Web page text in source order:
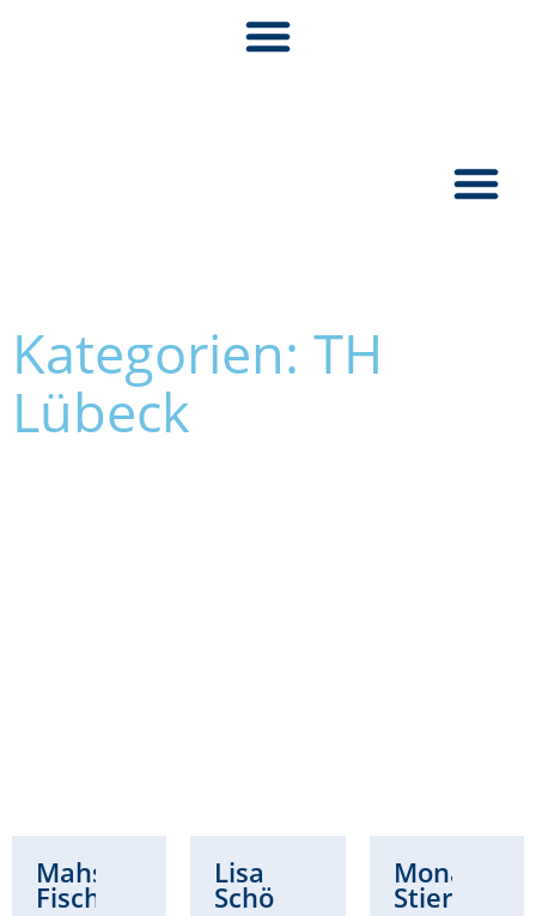
Kategorien: TH
Lübeck
Mahsa
Fischer
Lisa
Schöllhammer
Mona
Stierwald